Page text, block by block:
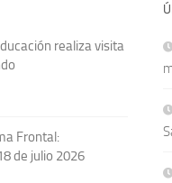
realiza visita
Frontal:
de julio 2026